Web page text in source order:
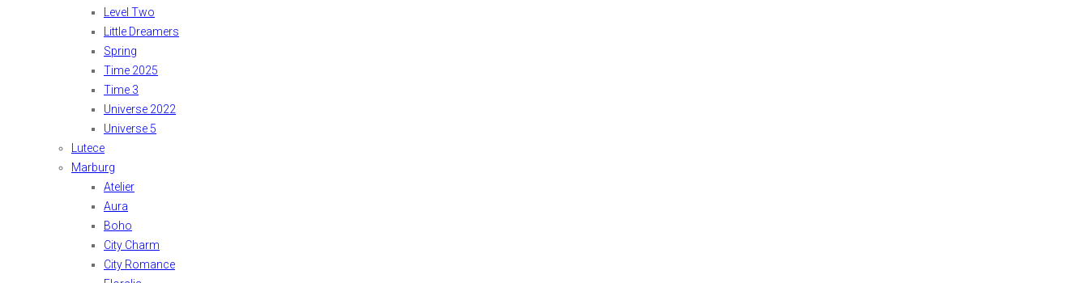
Level Two
Little Dreamers
Spring
Time 2025
Time 3
Universe 2022
Universe 5
Lutece
Marburg
Atelier
Aura
Boho
City Charm
City Romance